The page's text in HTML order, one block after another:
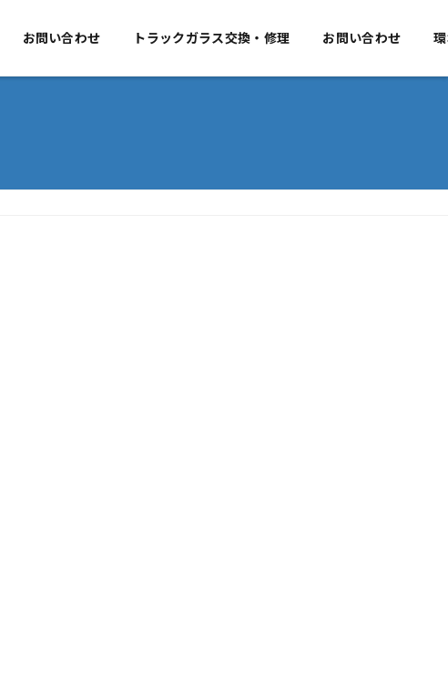
会社概要 事業のご案内 お問い合わせ
お問い合わせ トラックガラス交換・修理 お問い合わせ